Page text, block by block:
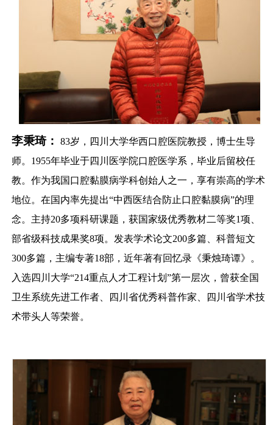
李秉琦： 83岁，四川大学华西口腔医院教授，博士生导
师。 1955年毕业于四川医学院口腔医学系，毕业后留校任
教。作为我国口腔黏膜病学科创始人之一，享有崇高的学术
地位。在国内率先提出“中西医结合防止口腔黏膜病”的理
念。主持20多项科研课题，获国家级优秀教材二等奖1项、
部省级科技成果奖8项。发表学术论文200多篇、科普短文
300多篇，主编专著18部，近年著有回忆录《秉烛琦谭》。
入选四川大学“214重点人才工程计划”第一层次，曾获全国
卫生系统先进工作者、四川省优秀科普作家、四川省学术技
术带头人等荣誉。